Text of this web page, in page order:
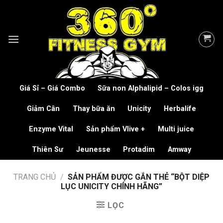
Giá Sỉ – Giá Combo Sữa non Alphalipid – Colos igg
Giảm Cân Thay bữa ăn Unicity Herbalife
Enzyme Vital Sản phẩm Vlive + Multi juice
Thiên Sư Jeunesse Protadim Amway
TRANG CHỦ / SẢN PHẨM ĐƯỢC GẮN THẺ “BỘT DIỆP
LỤC UNICITY CHÍNH HÃNG”
LỌC